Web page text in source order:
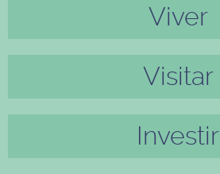
Viver
Visitar
Investir